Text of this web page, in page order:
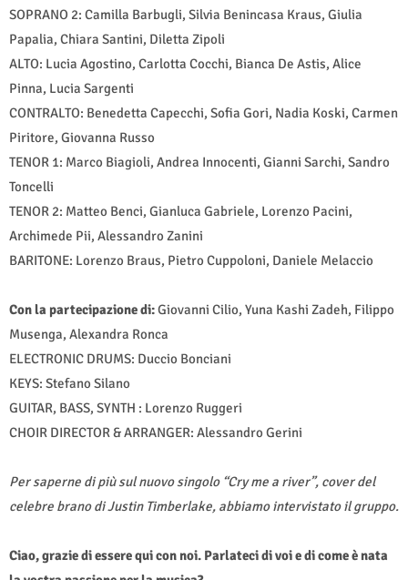
SOPRANO 2: Camilla Barbugli, Silvia Benincasa Kraus, Giulia
Papalia, Chiara Santini, Diletta Zipoli
ALTO: Lucia Agostino, Carlotta Cocchi, Bianca De Astis, Alice
Pinna, Lucia Sargenti
CONTRALTO: Benedetta Capecchi, Sofia Gori, Nadia Koski, Carmen
Piritore, Giovanna Russo
TENOR 1: Marco Biagioli, Andrea Innocenti, Gianni Sarchi, Sandro
Toncelli
TENOR 2: Matteo Benci, Gianluca Gabriele, Lorenzo Pacini,
Archimede Pii, Alessandro Zanini
BARITONE: Lorenzo Braus, Pietro Cuppoloni, Daniele Melaccio
Con la partecipazione di:Giovanni Cilio, Yuna Kashi Zadeh, Filippo
Musenga, Alexandra Ronca
ELECTRONIC DRUMS: Duccio Bonciani
KEYS: Stefano Silano
GUITAR, BASS, SYNTH : Lorenzo Ruggeri
CHOIR DIRECTOR & ARRANGER: Alessandro Gerini
Per saperne di più sul nuovo singolo “Cry me a river”, cover del
celebre brano di Justin Timberlake, abbiamo intervistato il gruppo.
Ciao, grazie di essere qui con noi. Parlateci di voi e di come è nata